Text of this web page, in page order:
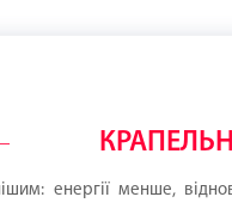
енергії менше,